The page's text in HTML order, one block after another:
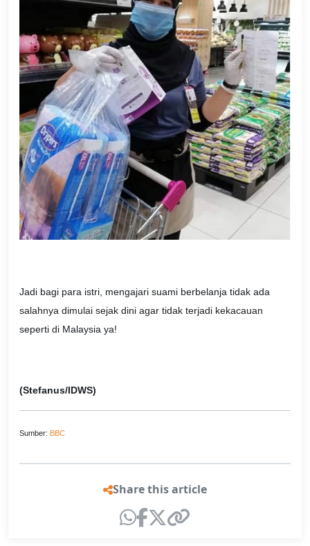
Jadi bagi para istri, mengajari suami berbelanja tidak ada
salahnya dimulai sejak dini agar tidak terjadi kekacauan
seperti di Malaysia ya!
(Stefanus/IDWS)
Sumber: BBC
Share this article